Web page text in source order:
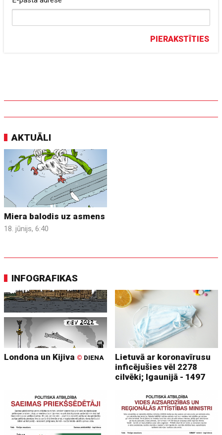
PIERAKSTĪTIES
AKTUĀLI
Miera balodis uz asmens
18. jūnijs, 6:40
INFOGRAFIKAS
Londona un Kijiva © DIENA
Lietuvā ar koronavīrusu
inficējušies vēl 2278
cilvēki; Igaunijā - 1497